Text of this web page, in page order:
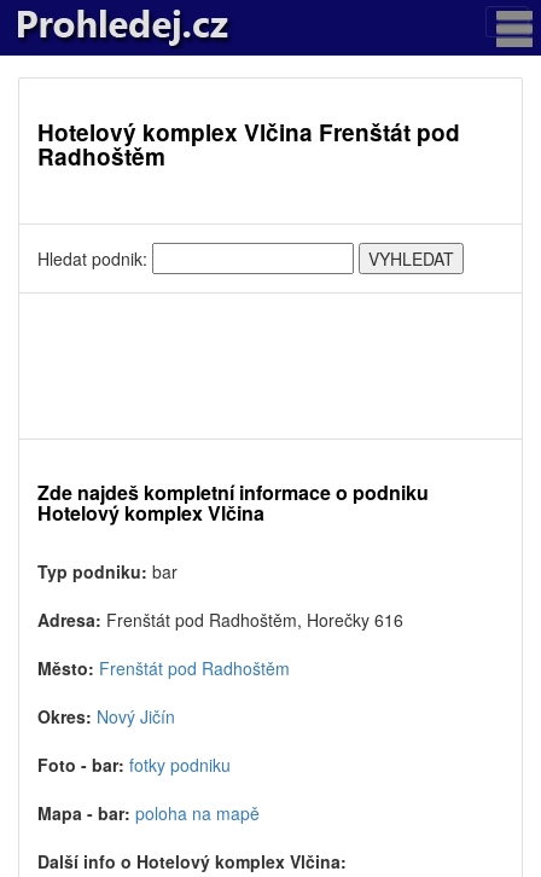
Hotelový komplex Vlčina Frenštát pod
Radhoštěm
Hledat podnik:
Zde najdeš kompletní informace o podniku
Hotelový komplex Vlčina
Typ podniku: bar
Adresa: Frenštát pod Radhoštěm, Horečky 616
Město: Frenštát pod Radhoštěm
Okres: Nový Jičín
Foto - bar: fotky podniku
Mapa - bar: poloha na mapě
Další info o Hotelový komplex Vlčina: